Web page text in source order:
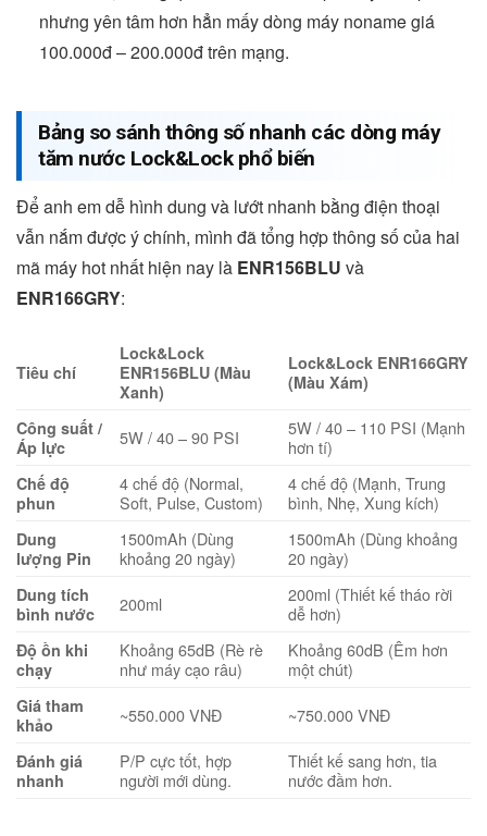
nhưng yên tâm hơn hẳn mấy dòng máy noname giá
100.000đ – 200.000đ trên mạng.
Bảng so sánh thông số nhanh các dòng máy
tăm nước Lock&Lock phổ biến
Để anh em dễ hình dung và lướt nhanh bằng điện thoại
vẫn nắm được ý chính, mình đã tổng hợp thông số của hai
mã máy hot nhất hiện nay là ENR156BLU và
ENR166GRY:
Tiêu chí
Lock&Lock
ENR156BLU (Màu
Xanh)
Lock&Lock ENR166GRY
(Màu Xám)
Công suất /
Áp lực
5W / 40 – 90 PSI
5W / 40 – 110 PSI (Mạnh
hơn tí)
Chế độ
phun
4 chế độ (Normal,
Soft, Pulse, Custom)
4 chế độ (Mạnh, Trung
bình, Nhẹ, Xung kích)
Dung
lượng Pin
1500mAh (Dùng
khoảng 20 ngày)
1500mAh (Dùng khoảng
20 ngày)
Dung tích
bình nước
200ml
200ml (Thiết kế tháo rời
dễ hơn)
Độ ồn khi
chạy
Khoảng 65dB (Rè rè
như máy cạo râu)
Khoảng 60dB (Êm hơn
một chút)
Giá tham
khảo
~550.000 VNĐ ~750.000 VNĐ
Đánh giá
nhanh
P/P cực tốt, hợp
người mới dùng.
Thiết kế sang hơn, tia
nước đầm hơn.